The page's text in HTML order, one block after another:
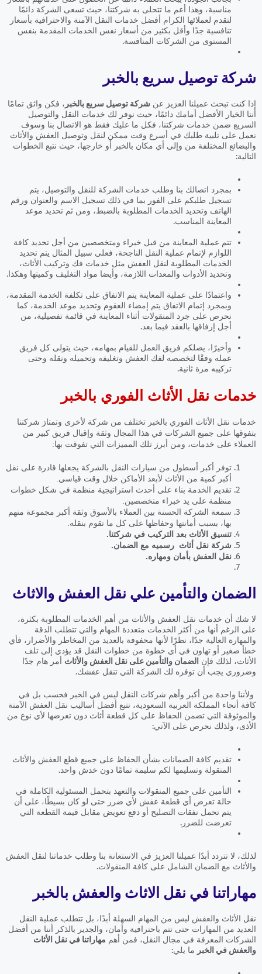
مناسبة، وهذا أعم ما تتحلى به شركتنا، حيث تسعى الشركة دائمًا
لتقدم لعملائها الكرام أفضل خدمات النقل الآمنة والاحترافية بأسعار
تنافسية جدًا وأقل بكثير من أسعار نفس الخدمات المقدمة بنفس
المستوى من الشركات المنافسة.
شركة توصيل سريع بالخبر
إذا كنت تبحث عميلنا العزيز عن شركة توصيل سريع بالخبر ، فكن واثق تمامًا
أننا الخيار الأفضل أمامك دائمًا، حيث نوفر لك خدمات النقل والتوصيل
السريع ضمن خدمات شركتنا، فكل ما عليك فقط هو الاتصال بنا وسوف
نعمل على تلبية طلبك في أسرع وقت ممكن لنقل وتوصيل العفش والأثاث
والبضائع المختلفة من وإلى أي مكان بالخبر أو خارجها، حيث نتبع الخطوات
التالية:
بمجرد اتصالك بنا وطلب خدمات الشركة للنقل والتوصيل، يتم
تسجيل طلبكم على الفور بما في ذلك تسجيل الاسم والعنوان ورقم
الهاتف وتحديد الخدمات المطلوبة بالضبط، ومن ثم تحديد موعد
المعاينة المناسب.
تتم عملية المعاينة من قبل خبراء ومتخصصين من أجل تحديد كافة
اللوازم لإتمام عملية النقل الناجحة، فعلى سبيل المثال يتم تحديد
الخدمات المطلوبة لنقل العفش مثل خدمات فك وتركيب الأثاث،
وتحديد الأدوات والمعدات اللازمة، وأيضا مواد التغليف وكميتها وهكذا.
واعتمادًا على عملية المعاينة يتم الاتفاق على تكلفة الخدمة المقدمة،
وبمجرد إتمام الاتفاق يتم إمضاء العقوم وتحديد موعد الخدمة، كما
نحرص على جرد المنقولات أثناء المعاينة في قائمة تفصيلية، من
أجل إرفاقها بالعقد فيما بعد.
وأخيرًا، يصلكم فريق العمل للقيام بمهامه، حيث يتولى كل فريق
عمله وفقًا لتخصصه لفك العفش وتغليفه وتحميله ونقله وحتى
تركيبه مرة ثانية.
خدمات نقل الأثاث الفوري بالخبر
خدمات نقل الأثاث الفوري بالخبر تختلف من شركة لأخرى وتمتاز شركتنا
بتفوقها على جميع الشركات في هذا المجال وثقة وإقبال فريق كبير من
العملاء على خدمات، ومن أبرز تلك المميزات التي تفوقت بها:
توفر أكبر أسطول من سيارات النقل بالشركة يجعلها قادرة على نقل
أكبر كمية من الأثاث لأبعد الأماكن خلال وقت قياسي.
تقديم الخدمة بناء على أحدث استراتيجية منظمة في شكل خطوات
منظمة على يد خبراء متخصصين.
سمعة الشركة الحسنة بين العملاء بالأسوق وثقة أكبر مجموعة منهم
بها، بسبب أمانتها وحفاظها على كل ما تقوم بنقله.
تنسيق الأثاث بعد التركيب في شركتنا.
شركة نقل أثاث رسميه مع الضمان.
نقل العفش بأمان ومهاره.
الضمان والتأمين علي نقل العفش والاثاث
لا شك أن خدمات نقل العفش والأثاث من أهم الخدمات المطلوبة بكثرة،
على الرغم أنها من أكثر الخدمات متعددة المهام والتي تتطلب الدقة
والمهارة العالية جدًا، نظرًا لأنها محفوفة بالعديد من المخاطر والأضرار، فأي
خطأ صغير أو تهاون في أي خطوة من خطوات النقل قد يؤدي إلى تلف
الأثاث، لذلك فإن الضمان والتأمين على نقل العفش والأثاث أمر هام جدًا
وضروري يجب أن توفره لك الشركة التي تنقل عفشك.
ولأننا واحدة من أكبر وأهم شركات النقل ليس في الخبر فحسب بل في
كافة أنحاء المملكة العربية السعودية، نتبع أفضل أساليب نقل العفش الآمنة
والموثوقة التي تضمن الحفاظ على كل قطعة أثاث دون تعرضها لأي نوع من
الأذى، ولذلك نحرص على الآتي:
تقديم كافة الضمانات بشأن الحفاظ على جميع قطع العفش والأثاث
المنقولة وتسليمها لكم سليمة تمامًا دون خدش واحد.
التأمين على جميع المنقولات والتعهد بتحمل المسئولية الكاملة في
حالة تعرض أي قطعة عفش لأي ضرر حتى لو كان بسيطًا، على أن
يتم تحمل نفقات التصليح أو دفع تعويض مقابل قيمة القطعة التي
تعرضت للضرر.
لذلك، لا تتردد أبدًا عميلنا العزيز في الاستعانة بنا وطلب خدماتنا لنقل العفش
والأثاث مع الضمان الشامل على كافة المنقولات.
مهاراتنا في نقل الاثاث والعفش بالخبر
نقل الأثاث والعفش ليس من المهام السهلة أبدًا، بل تتطلب عملية النقل
العديد من المهارات حتى تتم باحترافية وأمان، والجدير بالذكر أننا من أفضل
الشركات المعرفة في مجال النقل، فمن أهم مهاراتنا في نقل الأثاث
والعفش في الخبر ما يلي: